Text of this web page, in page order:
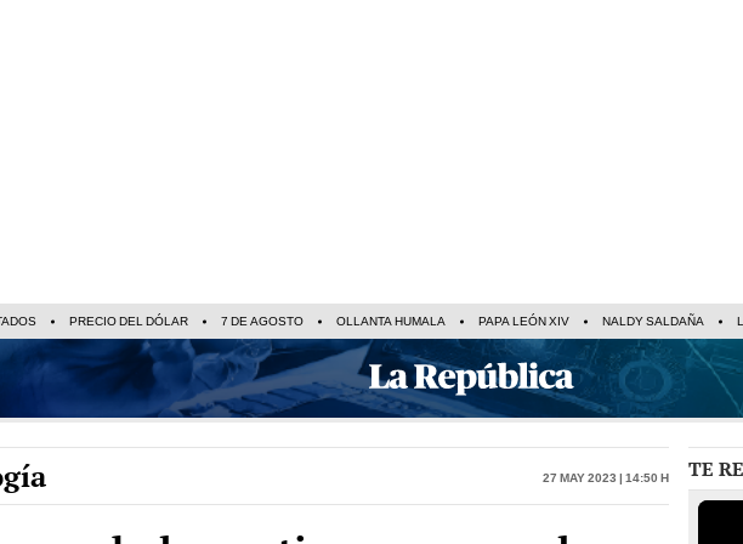
PRECIO DEL DÓLAR 7 DE AGOSTO OLLANTA HUMALA PAPA LEÓN XIV NALDY SALDAÑA
27 May 2023 | 14:50 h TE